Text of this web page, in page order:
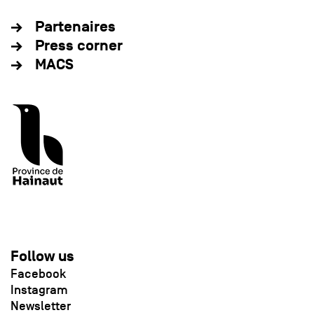
Partenaires
Press corner
MACS
Follow us
Facebook
Instagram
Newsletter